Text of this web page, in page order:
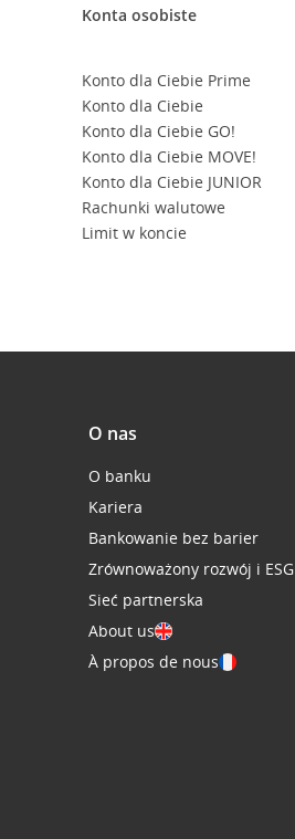
Konta osobiste
Konto dla Ciebie Prime
Konto dla Ciebie
Konto dla Ciebie GO!
Konto dla Ciebie MOVE!
Konto dla Ciebie JUNIOR
Rachunki walutowe
Limit w koncie
O nas
O banku
Kariera
Bankowanie bez barier
Zrównoważony rozwój i ESG
Sieć partnerska
About us
À propos de nous